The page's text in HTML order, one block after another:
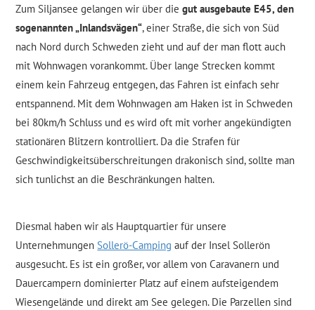
Zum Siljansee gelangen wir über diegut ausgebaute E45, den
sogenannten „Inlandsvägen“, einer Straße, die sich von Süd
nach Nord durch Schweden zieht und auf der man flott auch
mit Wohnwagen vorankommt. Über lange Strecken kommt
einem kein Fahrzeug entgegen, das Fahren ist einfach sehr
entspannend. Mit dem Wohnwagen am Haken ist in Schweden
bei 80km/h Schluss und es wird oft mit vorher angekündigten
stationären Blitzern kontrolliert. Da die Strafen für
Geschwindigkeitsüberschreitungen drakonisch sind, sollte man
sich tunlichst an die Beschränkungen halten.
Diesmal haben wir als Hauptquartier für unsere
Unternehmungen Sollerö-Camping auf der Insel Sollerön
ausgesucht. Es ist ein großer, vor allem von Caravanern und
Dauercampern dominierter Platz auf einem aufsteigendem
Wiesengelände und direkt am See gelegen. Die Parzellen sind